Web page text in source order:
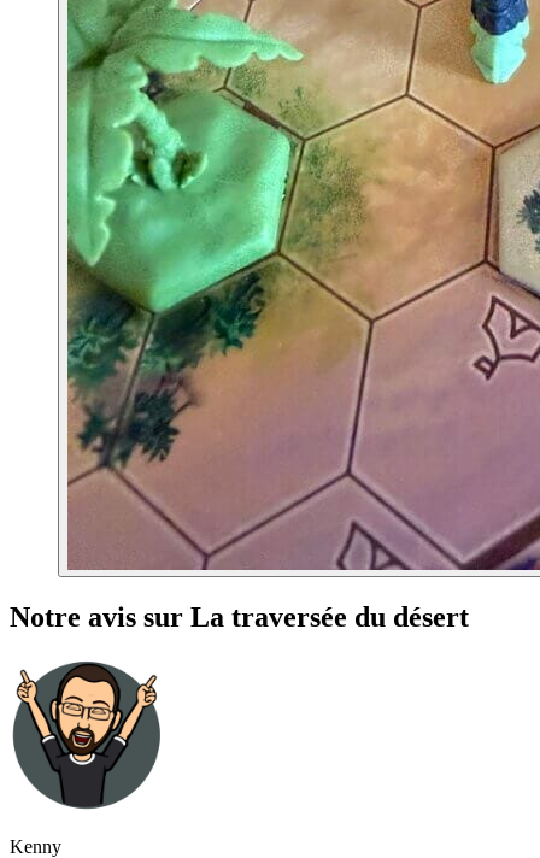
Notre avis sur La traversée du désert
Kenny